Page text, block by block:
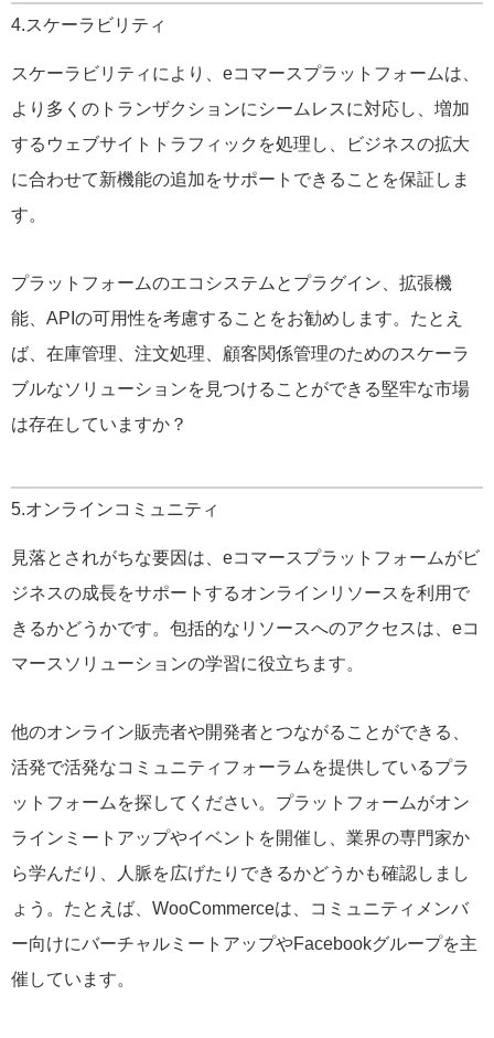
4.スケーラビリティ
スケーラビリティにより、eコマースプラットフォームは、
より多くのトランザクションにシームレスに対応し、増加
するウェブサイトトラフィックを処理し、ビジネスの拡大
に合わせて新機能の追加をサポートできることを保証しま
す。
プラットフォームのエコシステムとプラグイン、拡張機
能、APIの可用性を考慮することをお勧めします。たとえ
ば、在庫管理、注文処理、顧客関係管理のためのスケーラ
ブルなソリューションを見つけることができる堅牢な市場
は存在していますか？
5.オンラインコミュニティ
見落とされがちな要因は、eコマースプラットフォームがビ
ジネスの成長をサポートするオンラインリソースを利用で
きるかどうかです。包括的なリソースへのアクセスは、eコ
マースソリューションの学習に役立ちます。
他のオンライン販売者や開発者とつながることができる、
活発で活発なコミュニティフォーラムを提供しているプラ
ットフォームを探してください。プラットフォームがオン
ラインミートアップやイベントを開催し、業界の専門家か
ら学んだり、人脈を広げたりできるかどうかも確認しまし
ょう。たとえば、WooCommerceは、コミュニティメンバ
ー向けにバーチャルミートアップやFacebookグループを主
催しています。